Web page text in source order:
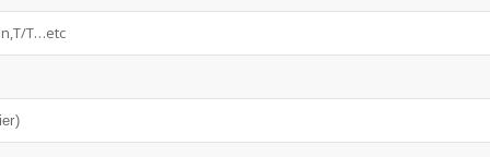
T…etc